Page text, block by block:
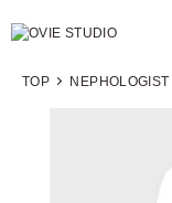
TOP NEPHOLOGIST